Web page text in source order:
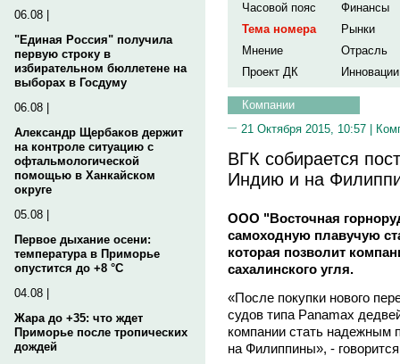
06.08 |
"Единая Россия" получила
первую строку в
избирательном бюллетене на
выборах в Госдуму
06.08 |
Александр Щербаков держит
на контроле ситуацию с
офтальмологической
помощью в Ханкайском
округе
05.08 |
Первое дыхание осени:
температура в Приморье
опустится до +8 °C
04.08 |
Жара до +35: что ждет
Приморье после тропических
дождей
Часовой пояс
Финансы
Тема номера
Рынки
Мнение
Отрасль
Проект ДК
Инновации
Компании
21 Октября 2015, 10:57 |
ВГК собирается
Индию и на
ООО "Восточная
самоходную плавучую
которая позволит
сахалинского угля.
«После покупки нового
судов типа Panamax
компании стать
на Филиппины», -